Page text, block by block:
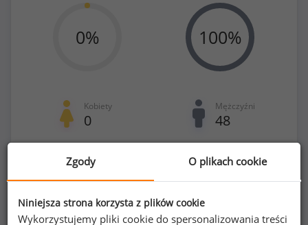
0%
Kobiety
0
100%
Mężczyźni
48
Poszukujesz szczegółowych danych o
Zgody O plikach cookie
Niniejsza strona korzysta z plików cookie
Wykorzystujemy pliki cookie do spersonalizowania treści